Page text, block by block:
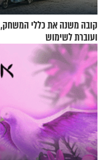
קובה משנה את כללי המשחק,
ועוברת לשימוש
בתלת־אופנועים סולאריים